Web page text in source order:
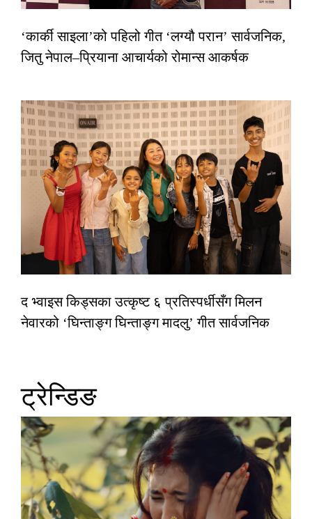
‘कार्की साइला’को पहिलो गीत ‘लग्यौ परान’ सार्वजनिक,
जितु नेपाल–प्रियाना आचार्यको रोमान्स आकर्षक
द भ्वाइस किड्सका उत्कृष्ट ६ प्रतिस्पर्धीसँग मिलन
नेवारको ‘घिन्ताङ्ग घिन्ताङ्ग मादलु’ गीत सार्वजनिक
ट्रेन्डिङ